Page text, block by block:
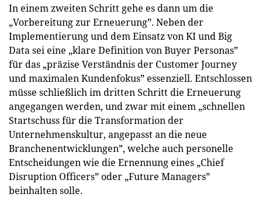
In einem zweiten Schritt gehe es dann um die
„Vorbereitung zur Erneuerung”. Neben der
Implementierung und dem Einsatz von KI und Big
Data sei eine „klare Definition von Buyer Personas”
für das „präzise Verständnis der Customer Journey
und maximalen Kundenfokus” essenziell. Entschlossen
müsse schließlich im dritten Schritt die Erneuerung
angegangen werden, und zwar mit einem „schnellen
Startschuss für die Transformation der
Unternehmenskultur, angepasst an die neue
Branchenentwicklungen”, welche auch personelle
Entscheidungen wie die Ernennung eines „Chief
Disruption Officers” oder „Future Managers”
beinhalten solle.